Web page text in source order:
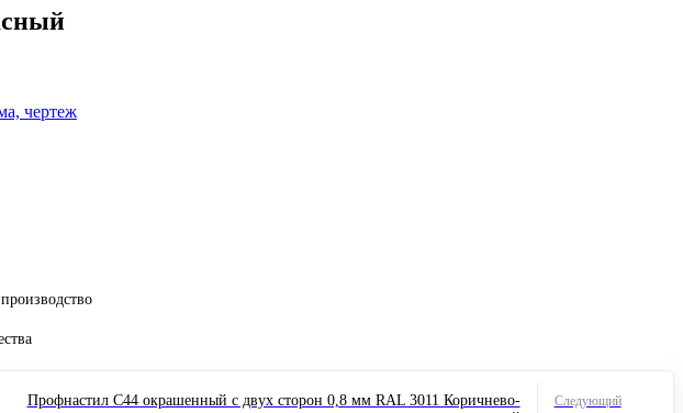
Профнастил С44 окрашенный с двух сторон 0,8 мм RAL 3011 Коричнево-
Следующий